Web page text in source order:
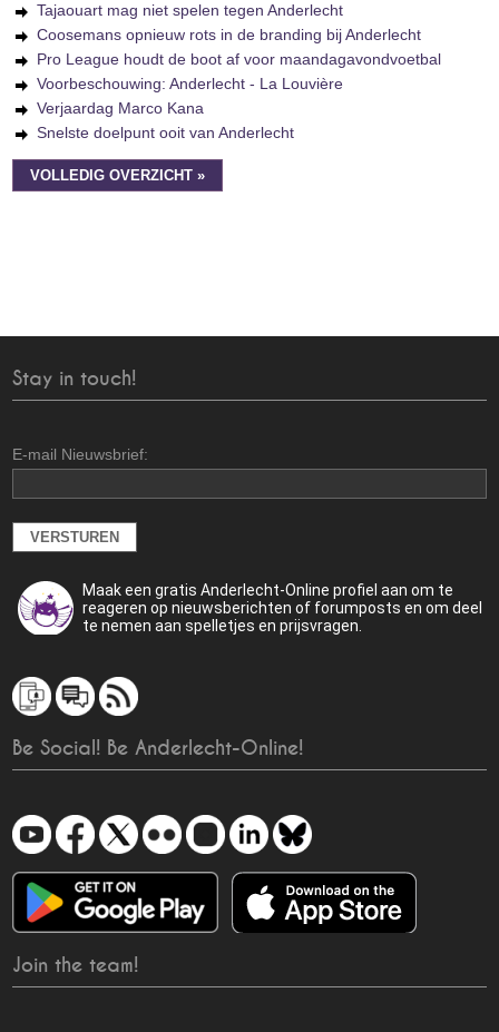
Tajaouart mag niet spelen tegen Anderlecht
Coosemans opnieuw rots in de branding bij Anderlecht
Pro League houdt de boot af voor maandagavondvoetbal
Voorbeschouwing: Anderlecht - La Louvière
Verjaardag Marco Kana
Snelste doelpunt ooit van Anderlecht
VOLLEDIG OVERZICHT »
Stay in touch!
E-mail Nieuwsbrief:
Maak een gratis Anderlecht-Online profiel aan om te
reageren op nieuwsberichten of forumposts en om deel
te nemen aan spelletjes en prijsvragen.
Be Social! Be Anderlecht-Online!
Join the team!